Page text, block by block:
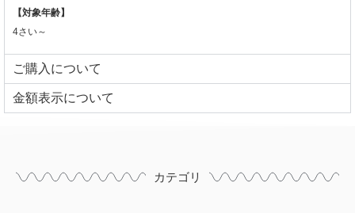
【対象年齢】
4さい～
ご購入について
⾦額表⽰について
カテゴリ